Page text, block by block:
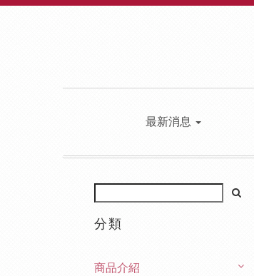
最新消息
分類
商品介紹